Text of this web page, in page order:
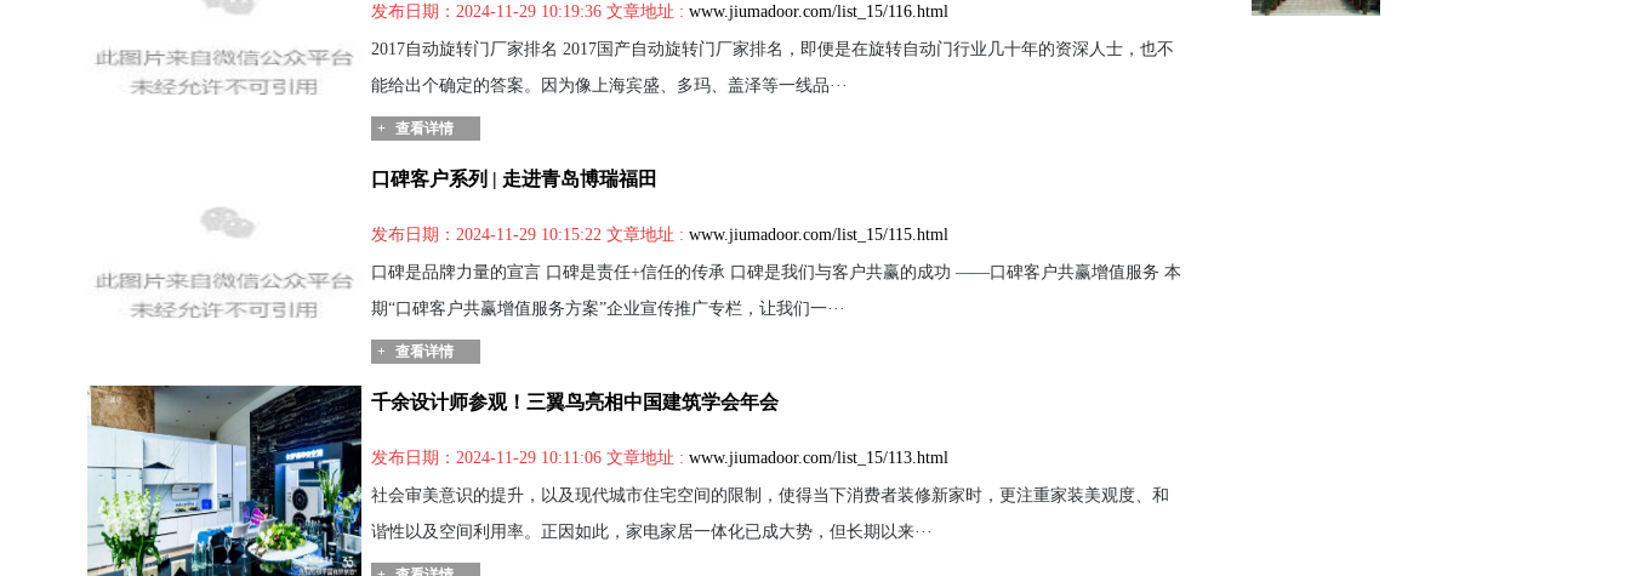
发布日期：2024-11-29 10:19:36 文章地址 : www.jiumadoor.com/list_15/116.html
2017自动旋转门厂家排名 2017国产自动旋转门厂家排名，即便是在旋转自动门行业几十年的资深人士，也不
能给出个确定的答案。因为像上海宾盛、多玛、盖泽等一线品···
+ 查看详情
口碑客户系列 | 走进青岛博瑞福田
发布日期：2024-11-29 10:15:22 文章地址 : www.jiumadoor.com/list_15/115.html
口碑是品牌力量的宣言 口碑是责任+信任的传承 口碑是我们与客户共赢的成功 ——口碑客户共赢增值服务 本
期“口碑客户共赢增值服务方案”企业宣传推广专栏，让我们一···
+ 查看详情
千余设计师参观！三翼鸟亮相中国建筑学会年会
发布日期：2024-11-29 10:11:06 文章地址 : www.jiumadoor.com/list_15/113.html
社会审美意识的提升，以及现代城市住宅空间的限制，使得当下消费者装修新家时，更注重家装美观度、和
谐性以及空间利用率。正因如此，家电家居一体化已成大势，但长期以来···